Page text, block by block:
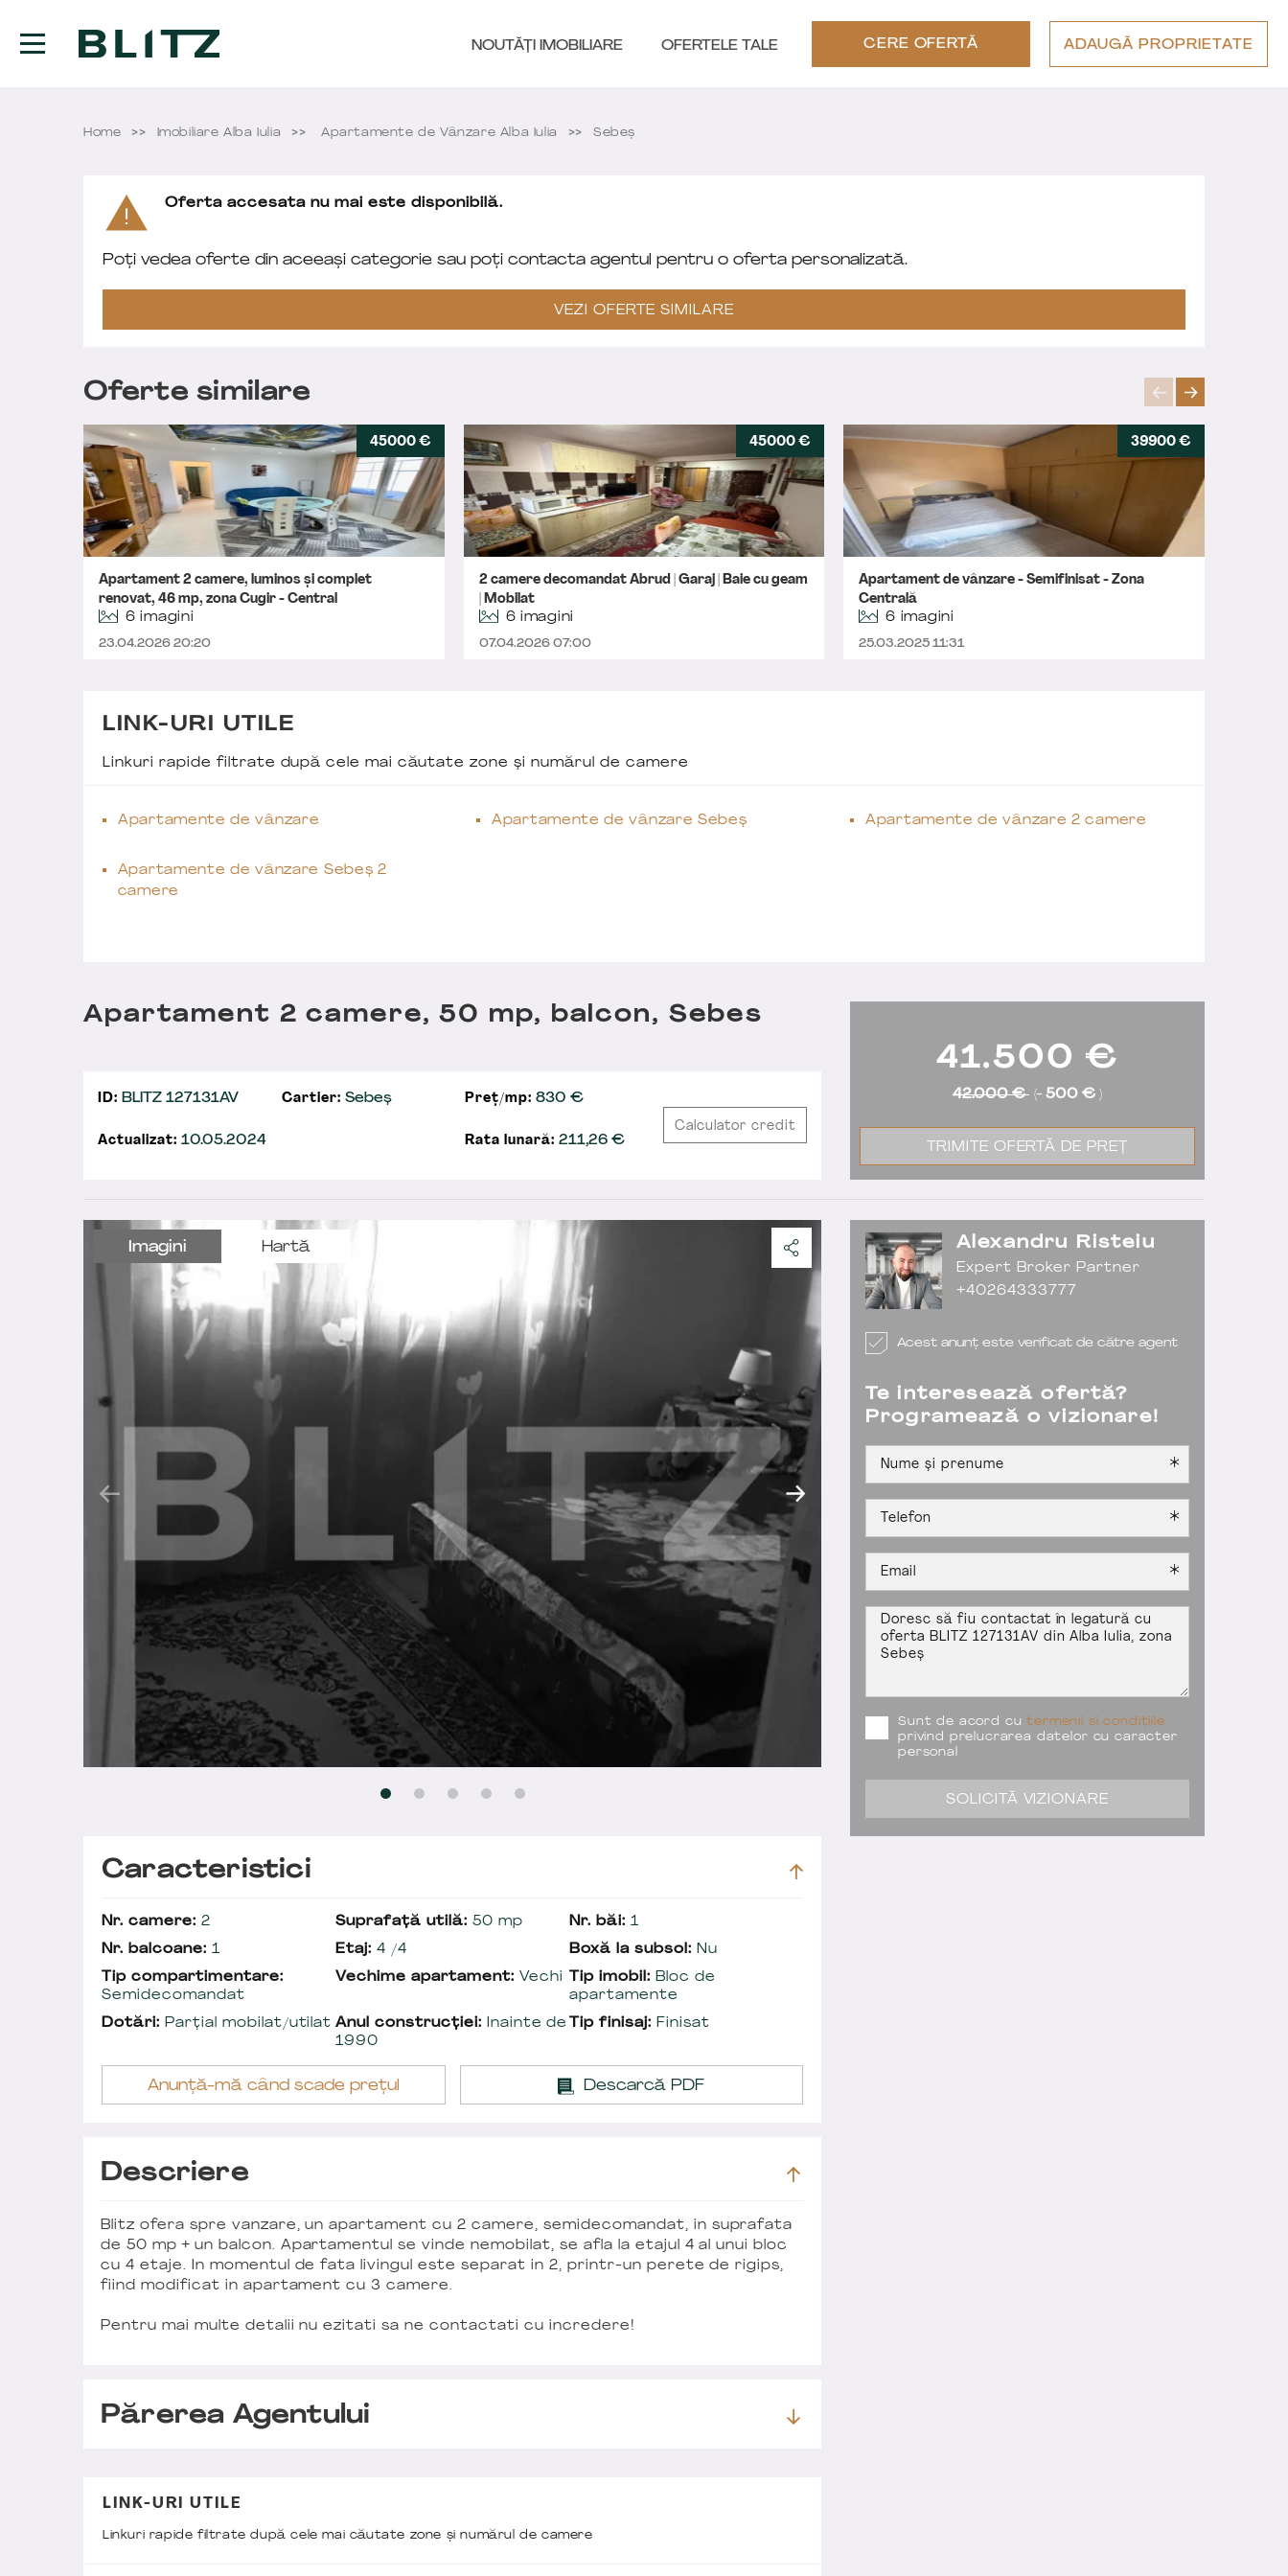
NOUTĂȚI IMOBILIARE OFERTELE TALE CERE OFERTĂ ADAUGĂ PROPRIETATE
Home Imobiliare Alba Iulia Apartamente de Vânzare Alba Iulia Sebeș
Oferta accesata nu mai este disponibilă.
Poți vedea oferte din aceeași categorie sau poți contacta agentul pentru o oferta personalizată.
VEZI OFERTE SIMILARE
Oferte similare
45000 €
Apartament 2 camere, luminos și complet
renovat, 46 mp, zona Cugir - Central
6 imagini
23.04.2026 20:20
45000 €
2 camere decomandat Abrud | Garaj | Baie cu geam
| Mobilat
6 imagini
07.04.2026 07:00
39900 €
Apartament de vânzare - Semifinisat - Zona
Centrală
6 imagini
25.03.2025 11:31
LINK-URI UTILE
Linkuri rapide filtrate după cele mai căutate zone și numărul de camere
Apartamente de vânzare Apartamente de vânzare Sebeș Apartamente de vânzare 2 camere
Apartamente de vânzare Sebeș 2
camere
Imagini Hartă
Apartament 2 camere, 50 mp, balcon, Sebes
ID: BLITZ 127131AV Cartier: Sebeș Preț/mp: 830 €
Actualizat: 10.05.2024 Rata lunară:211,26 €
Calculator credit
Alexandru Risteiu
Expert Broker Partner
+40264333777
Acest anunț este verificat de către agent
Te interesează ofertă?
Programează o vizionare!
Sunt de acord cutermenii si condițiile
privind prelucrarea datelor cu caracter
personal
SOLICITĂ VIZIONARE
41.500 €
42.000 € (- 500 € )
TRIMITE OFERTĂ DE PREȚ
Caracteristici
Nr. camere: 2 Suprafață utilă: 50 mp Nr. băi: 1
Nr. balcoane: 1 Etaj: 4 /4 Boxă la subsol: Nu
Tip compartimentare:
Semidecomandat
Vechime apartament: Vechi Tip imobil: Bloc de
apartamente
Dotări: Parțial mobilat/utilat Anul construcției: Inainte de
1990
Tip finisaj: Finisat
Anunță-mă când scade prețul Descarcă PDF
Descriere
Blitz ofera spre vanzare, un apartament cu 2 camere, semidecomandat, in suprafata
de 50 mp + un balcon. Apartamentul se vinde nemobilat, se afla la etajul 4 al unui bloc
cu 4 etaje. In momentul de fata livingul este separat in 2, printr-un perete de rigips,
fiind modificat in apartament cu 3 camere.
Pentru mai multe detalii nu ezitati sa ne contactati cu incredere!
Părerea Agentului
LINK-URI UTILE
Linkuri rapide filtrate după cele mai căutate zone și numărul de camere